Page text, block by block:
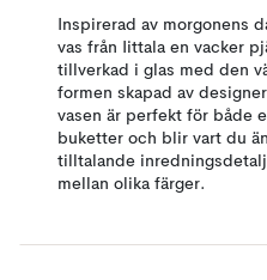
Inspirerad av morgonens
vas från Iittala en vacker
tillverkad i glas med den
formen skapad av
vasen är perfekt för både
buketter och blir vart du
tilltalande
mellan olika färger.